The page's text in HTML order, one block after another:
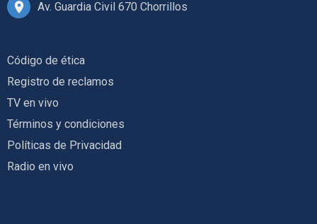
Av. Guardia Civil 670 Chorrillos
Código de ética
Registro de reclamos
TV en vivo
Términos y condiciones
Políticas de Privacidad
Radio en vivo